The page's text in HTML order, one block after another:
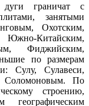
дуги граничат с
занятыми
Охотским,
Китайским,
Фиджийским,
по размерам
Сулу, Сулавеси,
Соломоновым. По
строению,